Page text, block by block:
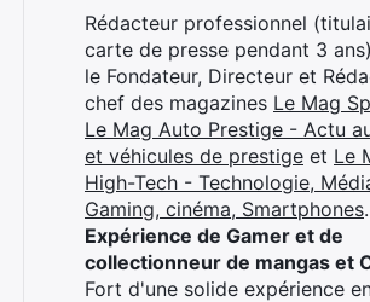
Rédacteur professionnel
carte de presse pendant 3
le Fondateur, Directeur et
chef des magazines Le Mag
Le Mag Auto Prestige - Actu
et véhicules de prestige et Le
High-Tech - Technologie,
Gaming, cinéma, Smartphones.
Expérience de Gamer et de
collectionneur de mangas et
Fort d'une solide expérience